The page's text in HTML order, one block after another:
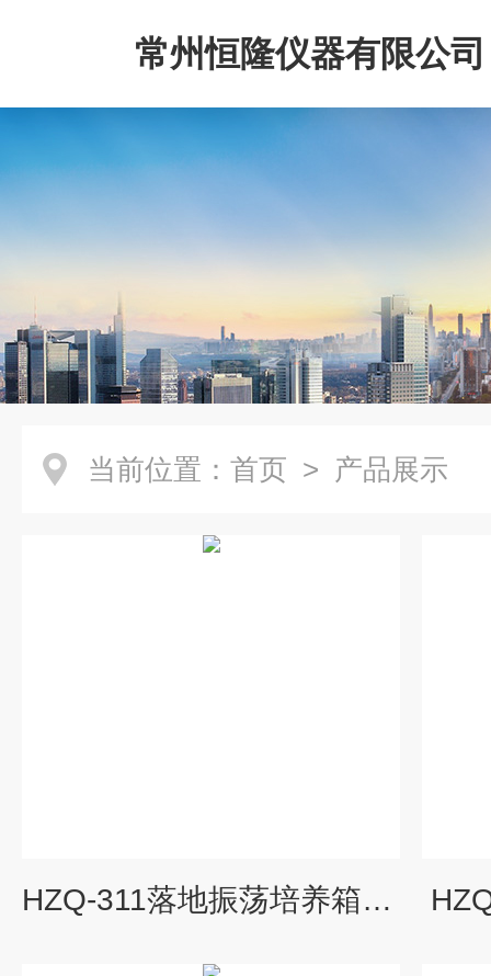
常州恒隆仪器有限公司
当前位置： 首页 > 产品展示
HZQ-311落地振荡培养箱价格